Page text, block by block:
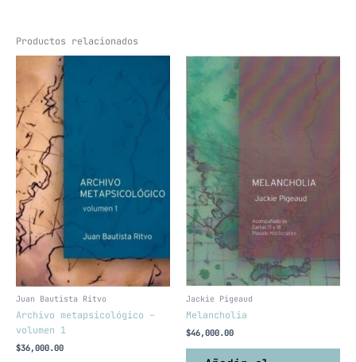
Productos relacionados
Juan Bautista Ritvo
Archivo metapsicológico –
volumen 1
$36,000.00
Jackie Pigeaud
Melancholia
$46,000.00